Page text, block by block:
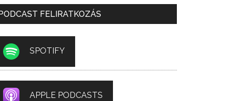
FELIRATKOZÁS
SPOTIFY
APPLE PODCASTS